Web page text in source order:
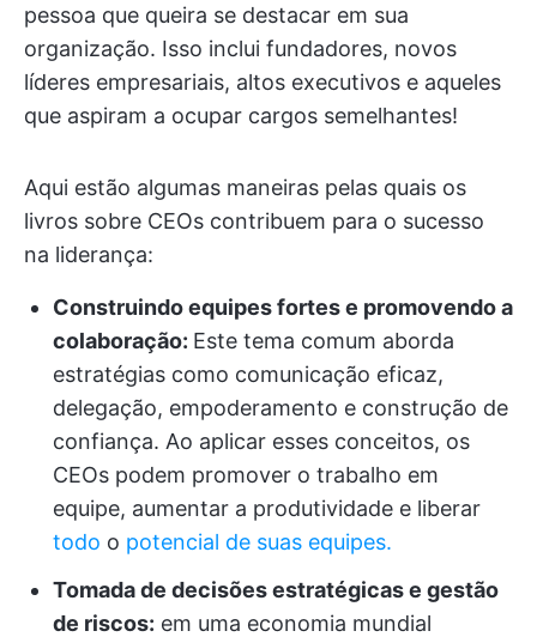
pessoa que queira se destacar em sua
organização. Isso inclui fundadores, novos
líderes empresariais, altos executivos e aqueles
que aspiram a ocupar cargos semelhantes!
Aqui estão algumas maneiras pelas quais os
livros sobre CEOs contribuem para o sucesso
na liderança:
Construindo equipes fortes e promovendo a
colaboração: Este tema comum aborda
estratégias como comunicação eficaz,
delegação, empoderamento e construção de
confiança. Ao aplicar esses conceitos, os
CEOs podem promover o trabalho em
equipe, aumentar a produtividade e liberar
todo o potencial de suas equipes.
Tomada de decisões estratégicas e gestão
de riscos: em uma economia mundial